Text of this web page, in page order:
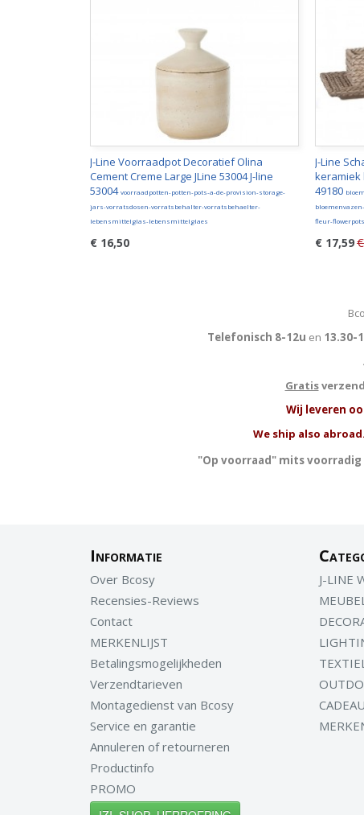
J-Line Voorraadpot Decoratief Olina
Cement Creme Large JLine 53004 J-line
53004voorraadpotten-potten-pots-a-de-provision-storage-
jars-vorratsdosen-vorratsbehalter-vorratsbehaelter-
lebensmittelglas-lebensmittelglaes
€ 16,50
J-Line
keramiek
49180
fleur-
€ 17,59
Telefonisch 8-12u en 13.30-
Gratis
Wij leveren
We ship also
"Op voorraad" mits
Informatie
Over Bcosy
Recensies-Reviews
Contact
MERKENLIJST
Betalingsmogelijkheden
Verzendtarieven
Montagedienst van Bcosy
Service en garantie
Annuleren of retourneren
Productinfo
PROMO
J-LINE